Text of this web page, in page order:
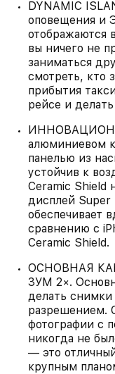
DYNAMIC
оповещения и
отображаются
вы ничего не
заниматься
смотреть, кто
прибытия
рейсе и
алюминиевом
панелью из
устойчив к
Ceramic Shield
дисплей Super
обеспечивает
сравнению с
Ceramic Shield.
ОСНОВНАЯ
ЗУМ 2×.
делать
разрешением.
фотографии с
никогда не
— это
крупным